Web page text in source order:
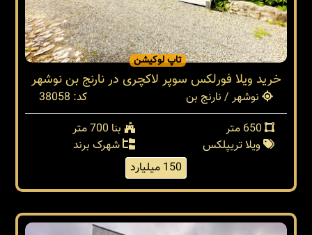
تاپ لوکیشن
خرید ویلا فورلکس سوپر لاکچری در نارنج بن نوشهر
نوشهر / نارنج بن
کد: 38058
بنا 700 متر
ویلا تریپلکس
شهرک برند
150 میلیارد